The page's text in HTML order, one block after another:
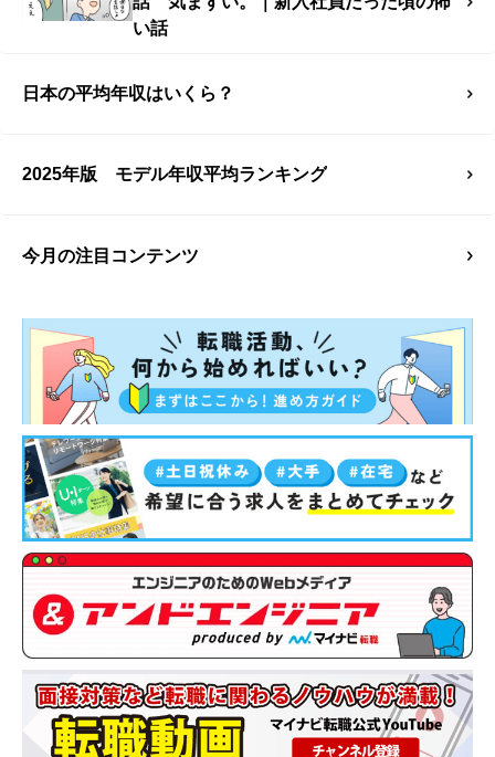
い話
日本の平均年収はいくら？
2025年版 モデル年収平均ランキング
今月の注目コンテンツ